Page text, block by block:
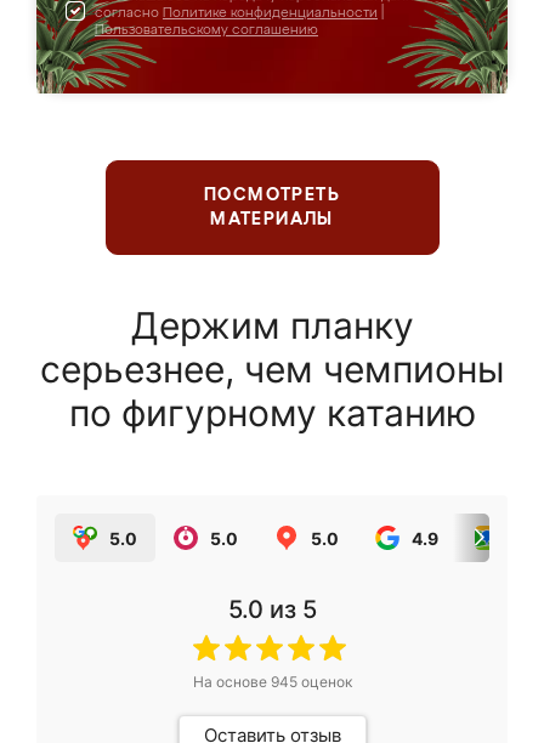
согласно Политике конфиденциальности
Пользовательскому соглашению
ПОСМОТРЕТЬ
МАТЕРИАЛЫ
Держим планку
серьезнее, чем чемпионы
по фигурному катанию
5.0 5.0 5.0 4.9
5.0 из 5
На основе 945оценок
Оставить отзыв